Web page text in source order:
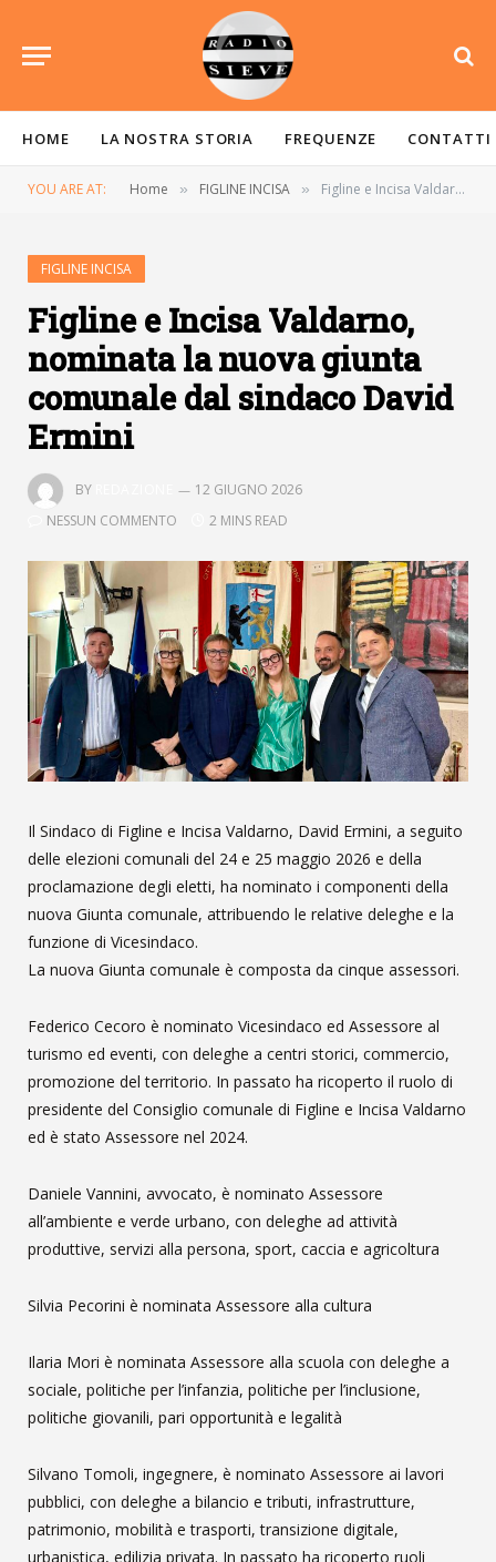
HOME LA NOSTRA STORIA FREQUENZE CONTATTI
YOU ARE AT: Home » FIGLINE INCISA » Figline e Incisa Valdarno, nominata la nuova giunta comunale dal sindaco David Ermini
FIGLINE INCISA
Figline e Incisa Valdarno,
nominata la nuova giunta
comunale dal sindaco David
Ermini
BY
12 GIUGNO 2026
NESSUN COMMENTO
2 MINS READ
Il Sindaco di Figline e Incisa Valdarno, David Ermini, a seguito
delle elezioni comunali del 24 e 25 maggio 2026 e della
proclamazione degli eletti, ha nominato i componenti della
nuova Giunta comunale, attribuendo le relative deleghe e la
funzione di Vicesindaco.
La nuova Giunta comunale è composta da cinque assessori.
Federico Cecoro è nominato Vicesindaco ed Assessore al
turismo ed eventi, con deleghe a centri storici, commercio,
promozione del territorio. In passato ha ricoperto il ruolo di
presidente del Consiglio comunale di Figline e Incisa Valdarno
ed è stato Assessore nel 2024.
Daniele Vannini, avvocato, è nominato Assessore
all’ambiente e verde urbano, con deleghe ad attività
produttive, servizi alla persona, sport, caccia e agricoltura
Silvia Pecorini è nominata Assessore alla cultura
Ilaria Mori è nominata Assessore alla scuola con deleghe a
sociale, politiche per l’infanzia, politiche per l’inclusione,
politiche giovanili, pari opportunità e legalità
Silvano Tomoli, ingegnere, è nominato Assessore ai lavori
pubblici, con deleghe a bilancio e tributi, infrastrutture,
patrimonio, mobilità e trasporti, transizione digitale,
urbanistica, edilizia privata. In passato ha ricoperto ruoli